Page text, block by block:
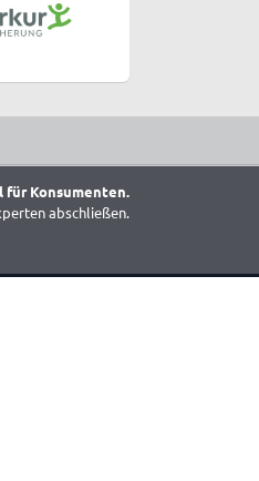
für Konsumenten.
abschließen.